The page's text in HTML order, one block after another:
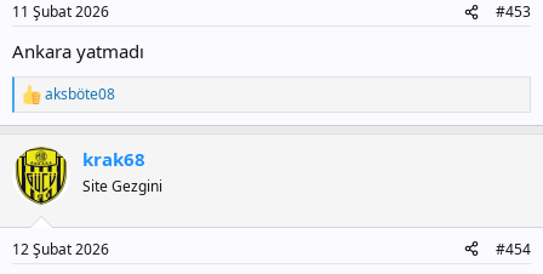
11 Şubat 2026 #453
Ankara yatmadı
T
e
k
i
l
:
aksböte08
krak68
Site Gezgini
12 Şubat 2026 #454